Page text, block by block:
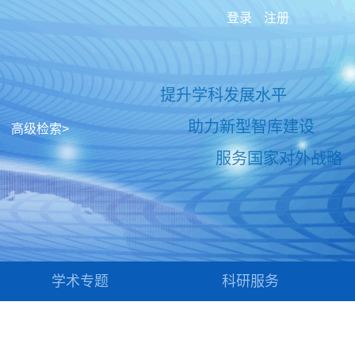
高级检索>
提升学科发展水平
助力新型智库建设
服务国家对外战略
登录 注册
学术专题 科研服务